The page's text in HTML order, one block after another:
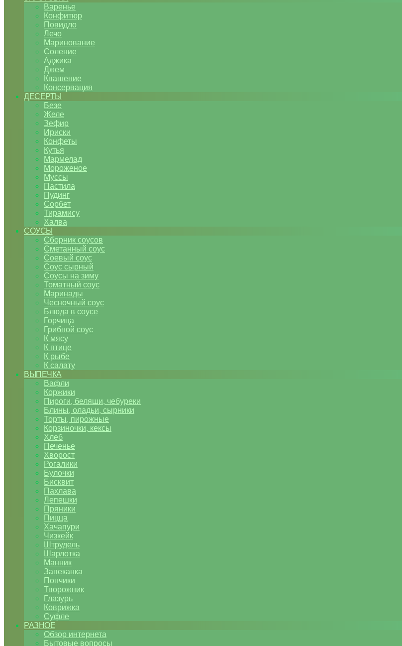
Варенье
Конфитюр
Повидло
Лечо
Маринование
Соление
Аджика
Джем
Квашение
Консервация
ДЕСЕРТЫ
Безе
Желе
Зефир
Ириски
Конфеты
Кутья
Мармелад
Мороженое
Муссы
Пастила
Пудинг
Сорбет
Тирамису
Халва
СОУСЫ
Сборник соусов
Сметанный соус
Соевый соус
Соус сырный
Соусы на зиму
Томатный соус
Маринады
Чесночный соус
Блюда в соусе
Горчица
Грибной соус
К мясу
К птице
К рыбе
К салату
ВЫПЕЧКА
Вафли
Коржики
Пироги, беляши, чебуреки
Блины, оладьи, сырники
Торты, пирожные
Корзиночки, кексы
Хлеб
Печенье
Хворост
Рогалики
Булочки
Бисквит
Пахлава
Лепешки
Пряники
Пицца
Хачапури
Чизкейк
Штрудель
Шарлотка
Манник
Запеканка
Пончики
Творожник
Глазурь
Коврижка
Суфле
РАЗНОЕ
Обзор интернета
Бытовые вопросы